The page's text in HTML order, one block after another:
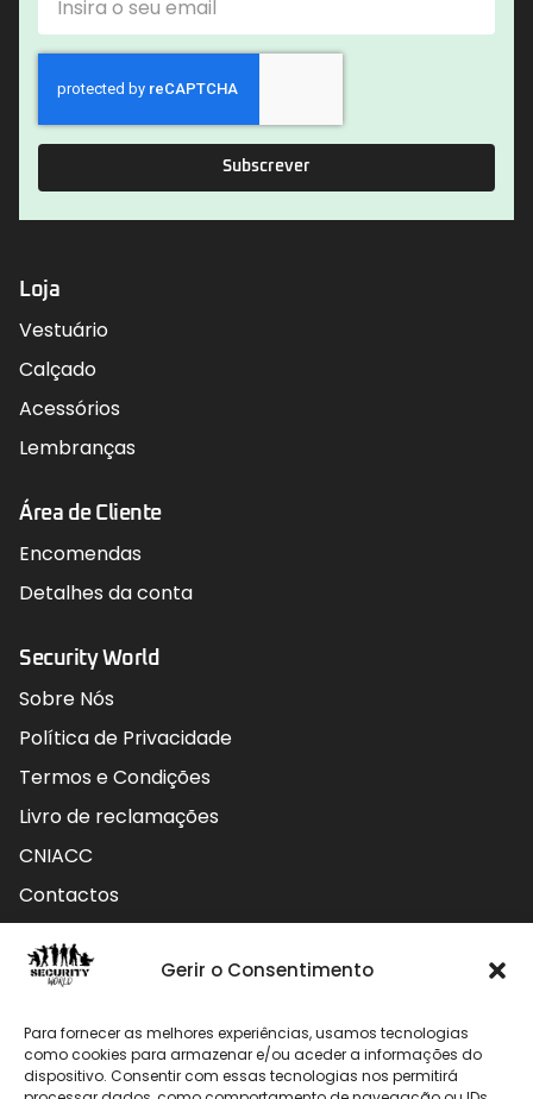
Gerir o Consentimento
Para fornecer as melhores experiências, usamos tecnologias
como cookies para armazenar e/ou aceder a informações do
dispositivo. Consentir com essas tecnologias nos permitirá
Subscrever
Loja
Vestuário
Calçado
Acessórios
Lembranças
Área de Cliente
Encomendas
Detalhes da conta
Security World
Sobre Nós
Política de Privacidade
Termos e Condições
Livro de reclamações
CNIACC
Contactos
Contactos
912 009 740 (Chamada para rede móvel nacional)